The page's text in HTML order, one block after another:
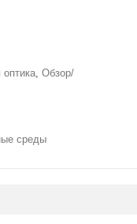
, Обзор/
среды